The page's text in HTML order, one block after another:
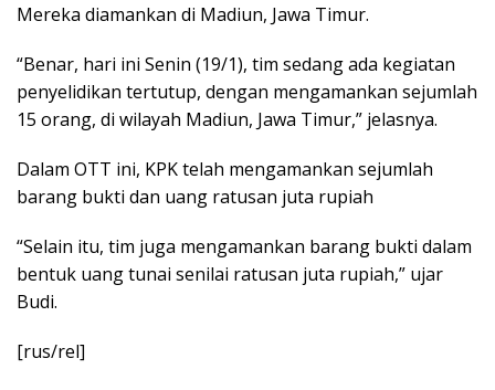
Mereka diamankan di Madiun, Jawa Timur.
“Benar, hari ini Senin (19/1), tim sedang ada kegiatan
penyelidikan tertutup, dengan mengamankan sejumlah
15 orang, di wilayah Madiun, Jawa Timur,” jelasnya.
Dalam OTT ini, KPK telah mengamankan sejumlah
barang bukti dan uang ratusan juta rupiah
“Selain itu, tim juga mengamankan barang bukti dalam
bentuk uang tunai senilai ratusan juta rupiah,” ujar
Budi.
[rus/rel]